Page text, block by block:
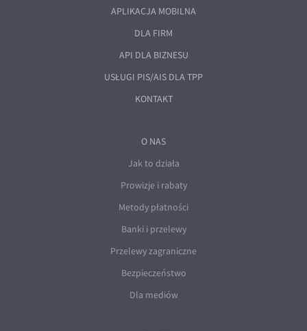
APLIKACJA MOBILNA
DLA FIRM
API DLA BIZNESU
USŁUGI PIS/AIS DLA TPP
KONTAKT
O NAS
Jak to działa
Prowizje i rabaty
Metody płatności
Banki i przelewy
Przelewy zagraniczne
Bezpieczeństwo
Dla mediów